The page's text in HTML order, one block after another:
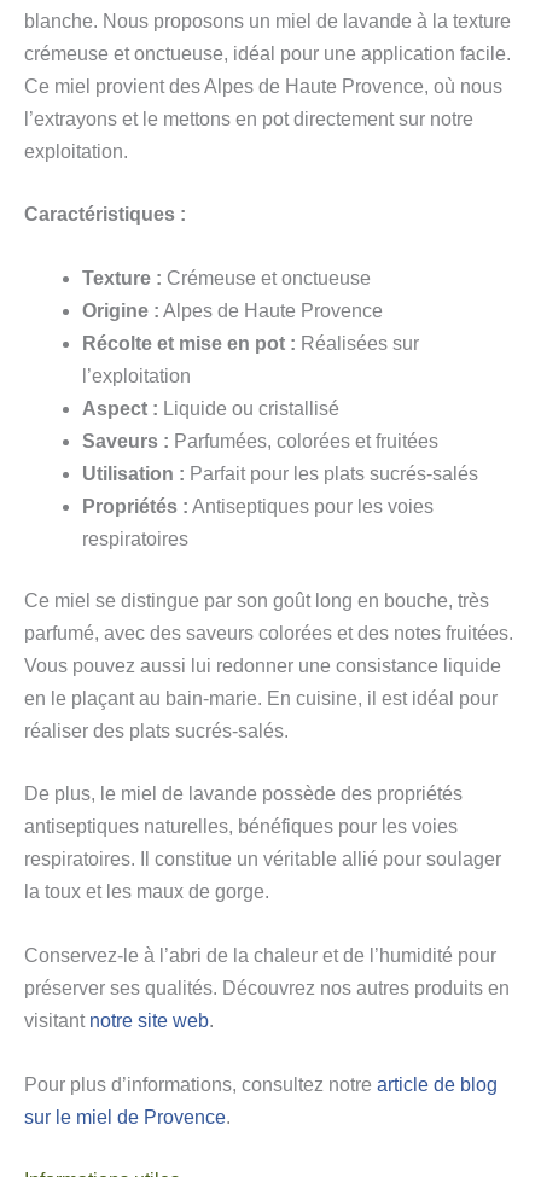
blanche. Nous proposons un miel de lavande à la texture
crémeuse et onctueuse, idéal pour une application facile.
Ce miel provient des Alpes de Haute Provence, où nous
l’extrayons et le mettons en pot directement sur notre
exploitation.
Caractéristiques :
Texture : Crémeuse et onctueuse
Origine : Alpes de Haute Provence
Récolte et mise en pot : Réalisées sur
l’exploitation
Aspect : Liquide ou cristallisé
Saveurs : Parfumées, colorées et fruitées
Utilisation : Parfait pour les plats sucrés-salés
Propriétés : Antiseptiques pour les voies
respiratoires
Ce miel se distingue par son goût long en bouche, très
parfumé, avec des saveurs colorées et des notes fruitées.
Vous pouvez aussi lui redonner une consistance liquide
en le plaçant au bain-marie. En cuisine, il est idéal pour
réaliser des plats sucrés-salés.
De plus, le miel de lavande possède des propriétés
antiseptiques naturelles, bénéfiques pour les voies
respiratoires. Il constitue un véritable allié pour soulager
la toux et les maux de gorge.
Conservez-le à l’abri de la chaleur et de l’humidité pour
préserver ses qualités. Découvrez nos autres produits en
visitant notre site web.
Pour plus d’informations, consultez notre article de blog
sur le miel de Provence.